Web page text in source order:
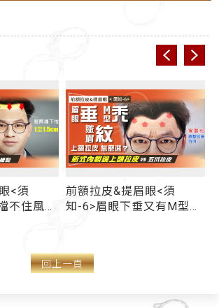
前額拉皮&提眉眼<須
知-6>眉眼下垂又有M型禿
VS「傳統五爪拉皮」優缺
點比較
眉壓眼、眉
回上一頁